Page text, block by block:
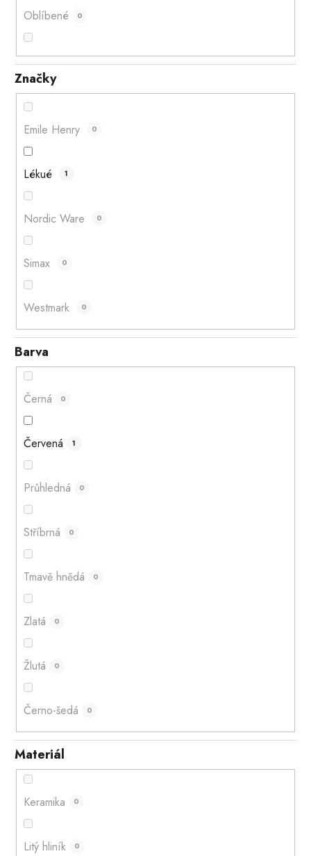
Oblíbené 0
Značky
Emile Henry 0
Lékué 1
Nordic Ware 0
Simax 0
Westmark 0
Barva
Černá 0
Červená 1
Průhledná 0
Stříbrná 0
Tmavě hnědá 0
Zlatá 0
Žlutá 0
Černo-šedá 0
Materiál
Keramika 0
Litý hliník 0